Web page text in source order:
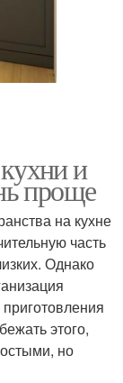
и
проще
на кухне
часть
Однако
этого,
но